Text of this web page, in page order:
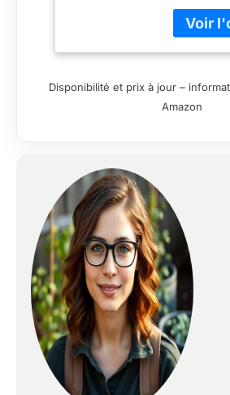
Disponibilité et prix à jour –
Amazon